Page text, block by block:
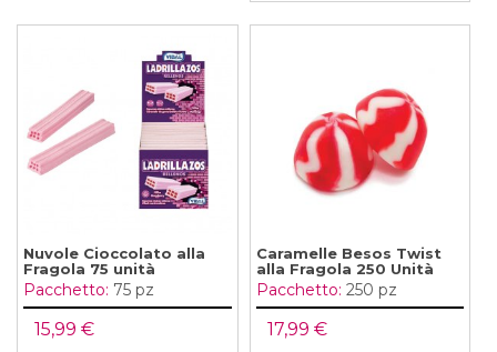
Nuvole Cioccolato alla
Fragola 75 unità
Pacchetto: 75 pz
15,99 €
Caramelle Besos Twist
alla Fragola 250 Unità
Pacchetto: 250 pz
17,99 €